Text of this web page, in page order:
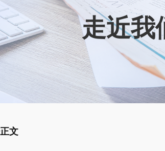
走近我
文